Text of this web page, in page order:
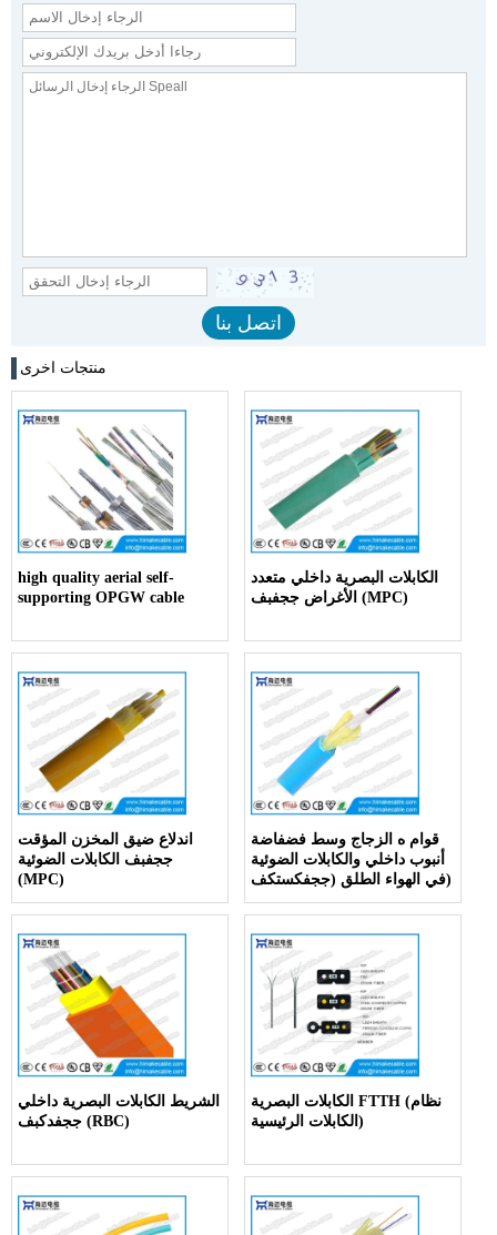
منتجات اخرى
high quality aerial self-
supporting OPGW cable
الكابلات البصرية داخلي متعدد
الأغراض ججفبف (MPC)
اندلاع ضيق المخزن المؤقت
ججفبف الكابلات الضوئية
(MPC)
قوام ه الزجاج وسط فضفاضة
أنبوب داخلي والكابلات الضوئية
في الهواء الطلق (ججفكستكف)
الشريط الكابلات البصرية داخلي
ججفدكبف (RBC)
الكابلات البصرية FTTH (نظام
الكابلات الرئيسية)